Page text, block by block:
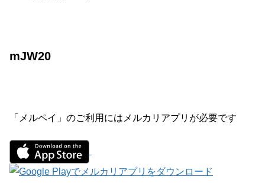
mJW20
「メルペイ」のご利用にはメルカリアプリが必要です